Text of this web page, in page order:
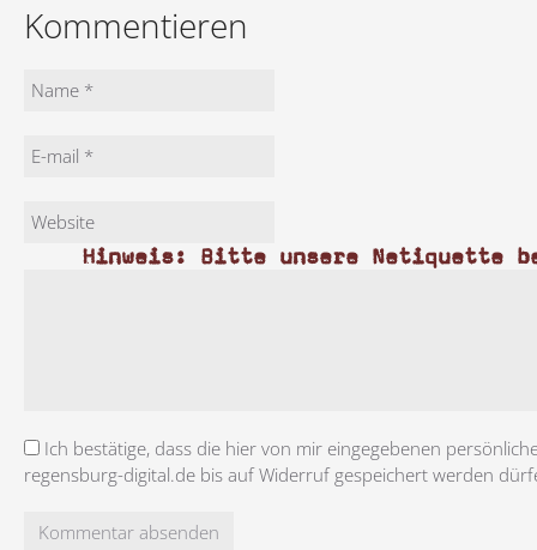
Kommentieren
Hinweis: Bitte unsere Netiquette
Ich bestätige, dass die hier von mir eingegebenen
regensburg-digital.de bis auf Widerruf gespeichert werden
Kommentar absenden